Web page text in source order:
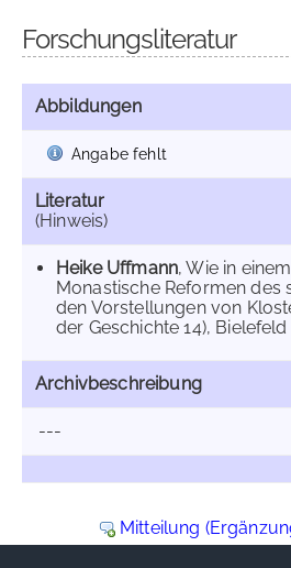
Forschungsliteratur
Abbildungen
Angabe fehlt
Literatur
(Hinweis)
Heike Uffmann, Wie in
Monastische Reformen des
den Vorstellungen von
der Geschichte 14), Bielefeld
Archivbeschreibung
---
Mitteilung